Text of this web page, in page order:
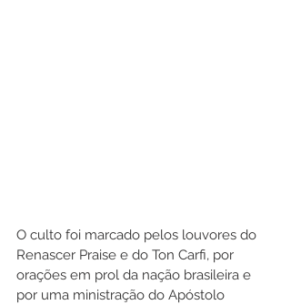
O culto foi marcado pelos louvores do
Renascer Praise e do Ton Carfi, por
orações em prol da nação brasileira e
por uma ministração do Apóstolo